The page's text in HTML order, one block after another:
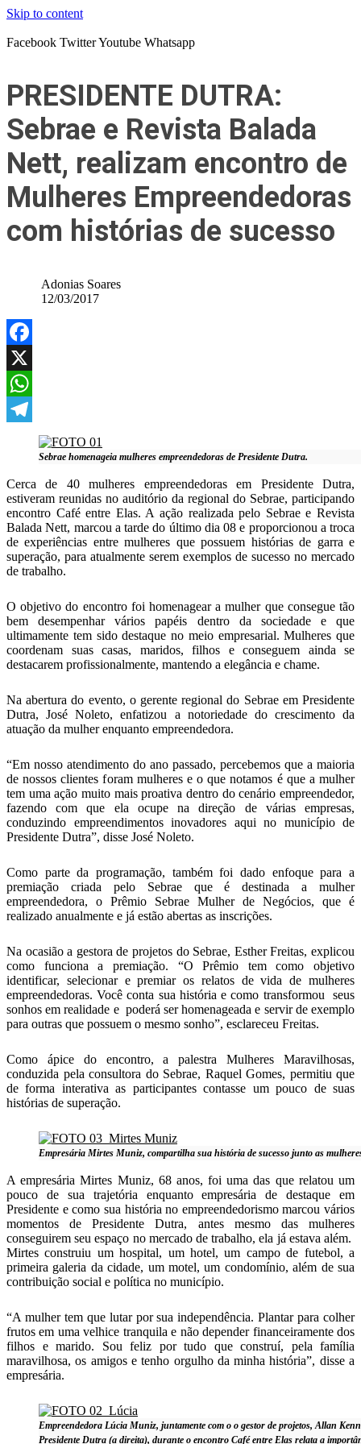
Skip to content
Facebook TwitterYoutube Whatsapp
PRESIDENTE DUTRA:
Sebrae e Revista Balada
Nett, realizam encontro de
Mulheres Empreendedoras
com histórias de sucesso
Adonias Soares
12/03/2017
Facebook
X
WhatsApp
Telegram
Sebrae homenageia mulheres empreendedoras de Presidente Dutra.
Cerca de 40 mulheres empreendedoras em Presidente Dutra,
estiveram reunidas no auditório da regional do Sebrae, participando
encontro Café entre Elas. A ação realizada pelo Sebrae e Revista
Balada Nett, marcou a tarde do último dia 08 e proporcionou a troca
de experiências entre mulheres que possuem histórias de garra e
superação, para atualmente serem exemplos de sucesso no mercado
de trabalho.
O objetivo do encontro foi homenagear a mulher que consegue tão
bem desempenhar vários papéis dentro da sociedade e que
ultimamente tem sido destaque no meio empresarial. Mulheres que
coordenam suas casas, maridos, filhos e conseguem ainda se
destacarem profissionalmente, mantendo a elegância e chame.
Na abertura do evento, o gerente regional do Sebrae em Presidente
Dutra, José Noleto, enfatizou a notoriedade do crescimento da
atuação da mulher enquanto empreendedora.
“Em nosso atendimento do ano passado, percebemos que a maioria
de nossos clientes foram mulheres e o que notamos é que a mulher
tem uma ação muito mais proativa dentro do cenário empreendedor,
fazendo com que ela ocupe na direção de várias empresas,
conduzindo empreendimentos inovadores aqui no município de
Presidente Dutra”, disse José Noleto.
Como parte da programação, também foi dado enfoque para a
premiação criada pelo Sebrae que é destinada a mulher
empreendedora, o Prêmio Sebrae Mulher de Negócios, que é
realizado anualmente e já estão abertas as inscrições.
Na ocasião a gestora de projetos do Sebrae, Esther Freitas, explicou
como funciona a premiação. “O Prêmio tem como objetivo
identificar, selecionar e premiar os relatos de vida de mulheres
empreendedoras. Você conta sua história e como transformou seus
sonhos em realidade e poderá ser homenageada e servir de exemplo
para outras que possuem o mesmo sonho”, esclareceu Freitas.
Como ápice do encontro, a palestra Mulheres Maravilhosas,
conduzida pela consultora do Sebrae, Raquel Gomes, permitiu que
de forma interativa as participantes contasse um pouco de suas
histórias de superação.
Empresária Mirtes Muniz, compartilha sua história de sucesso junto as
A empresária Mirtes Muniz, 68 anos, foi uma das que relatou um
pouco de sua trajetória enquanto empresária de destaque em
Presidente e como sua história no empreendedorismo marcou vários
momentos de Presidente Dutra, antes mesmo das mulheres
conseguirem seu espaço no mercado de trabalho, ela já estava além.
Mirtes construiu um hospital, um hotel, um campo de futebol, a
primeira galeria da cidade, um motel, um condomínio, além de sua
contribuição social e política no município.
“A mulher tem que lutar por sua independência. Plantar para colher
frutos em uma velhice tranquila e não depender financeiramente dos
filhos e marido. Sou feliz por tudo que construí, pela família
maravilhosa, os amigos e tenho orgulho da minha história”, disse a
empresária.
Empreendedora Lúcia Muniz, juntamente com o o gestor de projetos, Allan
Presidente Dutra (a direita), durante o encontro Café entre Elas relata a